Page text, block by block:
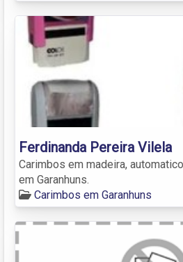
Ferdinanda Pereira Vilela
Carimbos em madeira,
em Garanhuns.
Carimbos em Garanhuns